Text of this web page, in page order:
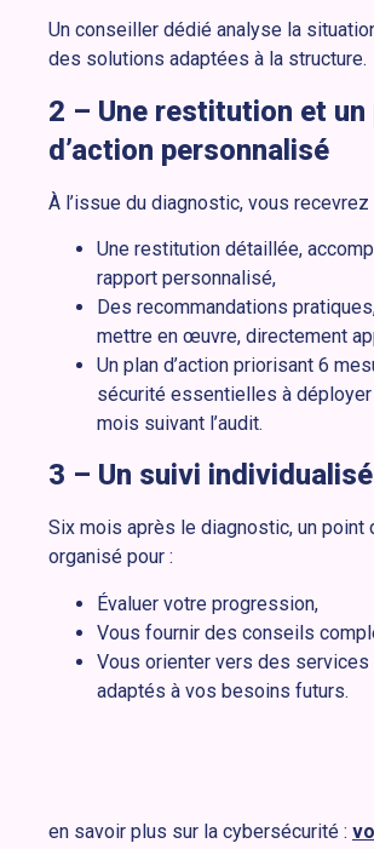
Un conseiller dédié analyse la
des solutions adaptées à la structure.
2 – Une restitution et un
d’action personnalisé
À l’issue du diagnostic, vous recevrez
Une restitution détaillée,
rapport personnalisé,
Des recommandations
mettre en œuvre, directement
Un plan d’action priorisant 6
sécurité essentielles à
mois suivant l’audit.
3 – Un suivi individualisé
Six mois après le diagnostic, un point
organisé pour :
Évaluer votre progression,
Vous fournir des conseils
Vous orienter vers des
adaptés à vos besoins futurs.
en savoir plus sur la cybersécurité :